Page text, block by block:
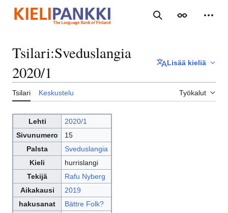
sisältöön
Haku Ulkoasu
Tsilari:Sveduslangia
2020/1
Lisää kieliä
Tsilari Keskustelu Työkalut
Lehti
2020/1
Sivunumero
15
Palsta
Sveduslangia
Kieli
hurrislangi
Tekijä
Rafu Nyberg
Aikakausi
2019
hakusanat
Bättre Folk?